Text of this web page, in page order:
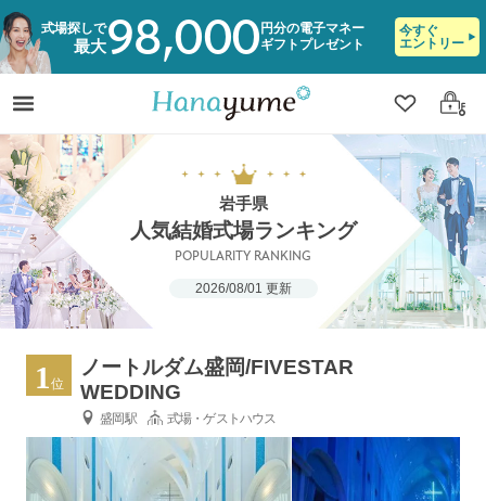
式場探しで
最大98,000 円分の電子マネー
ギフトプレゼント
今すぐ
エントリー
クリップ
ログ
岩手県
人気結婚式場ランキング
POPULARITY RANKING
2026/08/01 更新
1位
ノートルダム盛岡/FIVESTAR
WEDDING
盛岡駅 式場・ゲストハウス